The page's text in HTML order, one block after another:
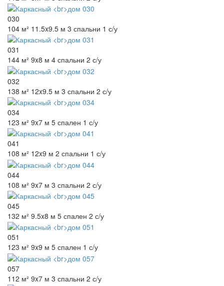
030
104 м² 11.5x9.5 м 3 спальни 1 с/у
031
144 м² 9x8 м 4 спальни 2 с/у
032
138 м² 12x9.5 м 3 спальни 2 с/у
034
123 м² 9x7 м 5 спален 1 с/у
041
108 м² 12x9 м 2 спальни 1 с/у
044
108 м² 9x7 м 3 спальни 2 с/у
045
132 м² 9.5x8 м 5 спален 2 с/у
051
123 м² 9x9 м 5 спален 1 с/у
057
112 м² 9x7 м 3 спальни 2 с/у